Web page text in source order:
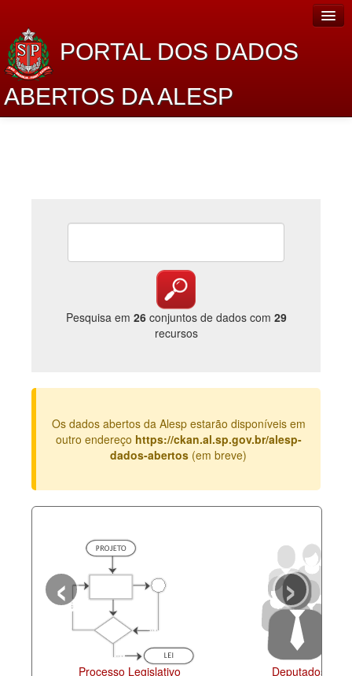
PORTAL DOS DADOS
ABERTOS DA ALESP
Lei de Acesso à Informação
Catálogo de dados
Legislação
Perguntas frequentes
Pesquisa em 26conjuntos de dados com 29
recursos
Os dados abertos da Alesp estarão disponíveis em
outro endereço https://ckan.al.sp.gov.br/alesp-
dados-abertos (em breve)
Processo Legislativo Deputados Estaduais
‹ ›